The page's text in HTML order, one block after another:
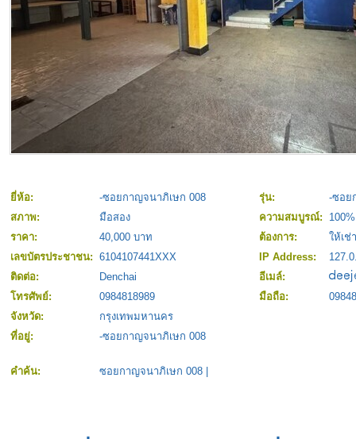
ยี่ห้อ: -ซอยกาญจนาภิเษก 008 รุ่น:
-ซอย
สภาพ:
มือสอง ความสมบูรณ์:
100%
ราคา:
40,000 บาท ต้องการ:
ให้เช่า
เลขบัตรประชาชน: 6104107441XXX IP Address:
ติดต่อ:
Denchai
อีเมล์:
โทรศัพย์:
0984818989 มือถือ:
จังหวัด:
กรุงเทพมหานคร
ที่อยู่:
-ซอยกาญจนาภิเษก 008
คำค้น: ซอยกาญจนาภิเษก 008